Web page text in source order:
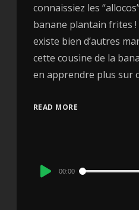
connaissiez les
banane plantain frites !
existe bien d’autres
cette cousine de la
en apprendre plus sur
READ MORE
Audio
00:00